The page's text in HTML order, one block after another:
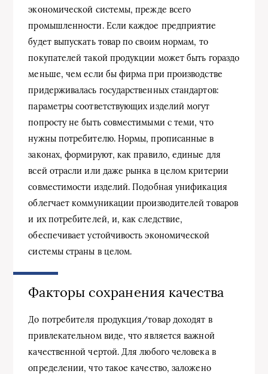
экономической системы, прежде всего
промышленности. Если каждое предприятие
будет выпускать товар по своим нормам, то
покупателей такой продукции может быть гораздо
меньше, чем если бы фирма при производстве
придерживалась государственных стандартов:
параметры соответствующих изделий могут
попросту не быть совместимыми с теми, что
нужны потребителю. Нормы, прописанные в
законах, формируют, как правило, единые для
всей отрасли или даже рынка в целом критерии
совместимости изделий. Подобная унификация
облегчает коммуникации производителей товаров
и их потребителей, и, как следствие,
обеспечивает устойчивость экономической
системы страны в целом.
Факторы сохранения качества
До потребителя продукция/товар доходят в
привлекательном виде, что является важной
качественной чертой. Для любого человека в
определении, что такое качество, заложено